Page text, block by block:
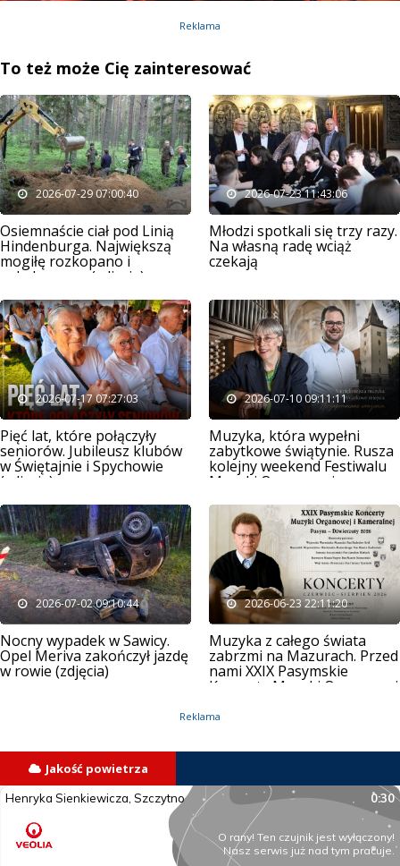
Reklama
To też może Cię zainteresować
2026-07-29 07:00:40
Osiemnaście ciał pod Linią
Hindenburga. Największą
mogiłę rozkopano i
splądrowano (zdjęcia)
2026-07-23 11:43:06
Młodzi spotkali się trzy razy.
Na własną radę wciąż
czekają
2026-07-17 07:27:03
Pięć lat, które połączyły
seniorów. Jubileusz klubów
w Świętajnie i Spychowie
(zdjęcia)
2026-07-10 09:11:11
Muzyka, która wypełni
zabytkowe świątynie. Rusza
kolejny weekend Festiwalu
Muzyki Organowej
2026-07-02 09:10:44
Nocny wypadek w Sawicy.
Opel Meriva zakończył jazdę
w rowie (zdjęcia)
2026-06-23 22:11:20
Muzyka z całego świata
zabrzmi na Mazurach. Przed
nami XXIX Pasymskie
Koncerty Muzyki Organowej
Reklama
Jakość powietrza